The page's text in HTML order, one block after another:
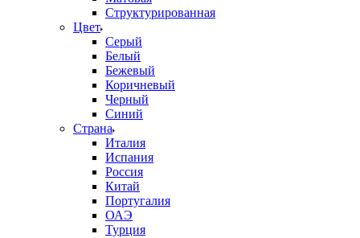
Структурированная
Цвет
Серый
Белый
Бежевый
Коричневый
Черный
Синий
Страна
Италия
Испания
Россия
Китай
Португалия
ОАЭ
Турция